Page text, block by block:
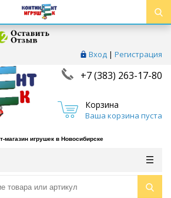
Вход | Регистрация
+7 (383) 263-17-80
Корзина
Ваша корзина пуста
магазин игрушек в Новосибирске